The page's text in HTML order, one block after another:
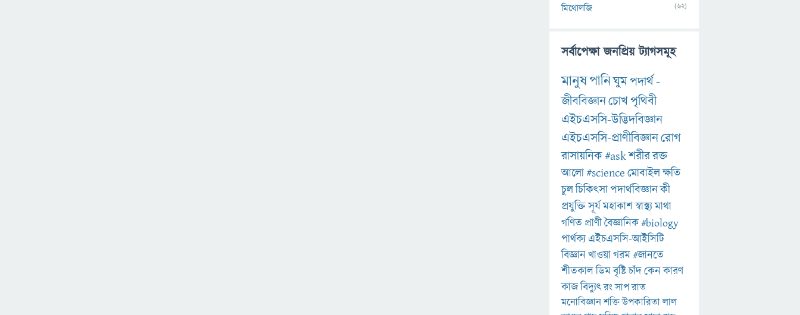
মিথোলজি (62)
সর্বাপেক্ষা জনপ্রিয় ট্যাগসমূহ
মানুষপানিঘুমপদার্থ-
জীববিজ্ঞানচোখপৃথিবী
এইচএসসি-উদ্ভিদবিজ্ঞান
এইচএসসি-প্রাণীবিজ্ঞানরোগ
রাসায়নিক#askশরীররক্ত
আলো#scienceমোবাইলক্ষতি
চুলচিকিৎসাপদার্থবিজ্ঞানকী
প্রযুক্তিসূর্যমহাকাশস্বাস্থ্যমাথা
গণিত প্রাণীবৈজ্ঞানিক#biology
পার্থক্য এইচএসসি-আইসিটি
বিজ্ঞানখাওয়াগরম#জানতে
শীতকালডিমবৃষ্টিচাঁদকেনকারণ
কাজবিদ্যুৎরংসাপরাত
মনোবিজ্ঞানশক্তিউপকারিতালাল